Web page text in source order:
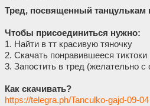
Тред, посвященный танцулькам
Чтобы присоединиться нужно:
1. Найти в тт красивую тяночку
2. Скачать понравившееся тиктоки
3. Запостить в тред (желательно с
Как скачивать?
https://telegra.ph/Tanculko-gajd-09-04